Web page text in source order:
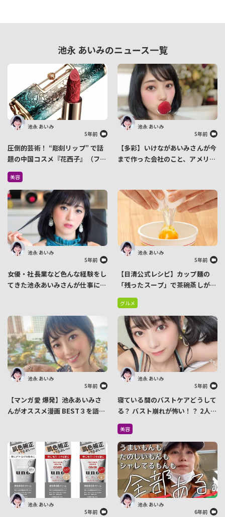
池永 あいみのニュース一覧
池永 あいみ
5年前
圧倒的芸術！ “彫刻リップ” で話
題の中国コスメ『花西子』（ファ
ーシーズ）が日本上陸！
Amazonで先行販売中
美容
池永 あいみ
5年前
【多彩】いけながあいみさんが今
まで作った会社のこと、アメリカ
池永 あいみ
5年前
女優・社長業など色んな経験をし
てきた池永あいみさんが仕事につ
池永 あいみ
5年前
【日清公式レシピ】カップ麺の
「残ったスープ」で茶碗蒸しがで
きる！？レンチン３分の超簡単グ
ルメ！
グルメ
池永 あいみ
5年前
【マンガ愛 爆発】池永あいみさ
んがオススメ漫画 BEST３を語っ
池永 あいみ
5年前
寝ている間のバストケアどうして
る？ バスト崩れが怖い！？ 2人に
1人が「寝る時もブラジャー」派
らしい
美容
池永 あいみ
5年前
池永 あいみ
6年前